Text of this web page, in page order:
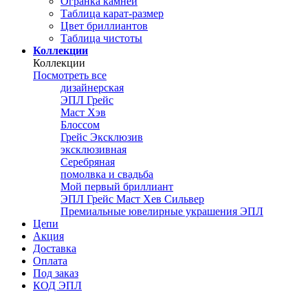
Таблица карат-размер
Цвет бриллиантов
Таблица чистоты
Коллекции
Коллекции
Посмотреть все
дизайнерская
ЭПЛ Грейс
Маст Хэв
Блоссом
Грейс Эксклюзив
эксклюзивная
Серебряная
помолвка и свадьба
Мой первый бриллиант
ЭПЛ Грейс Маст Хев Сильвер
Премиальные ювелирные украшения ЭПЛ
Цепи
Акция
Доставка
Оплата
Под заказ
КОД ЭПЛ